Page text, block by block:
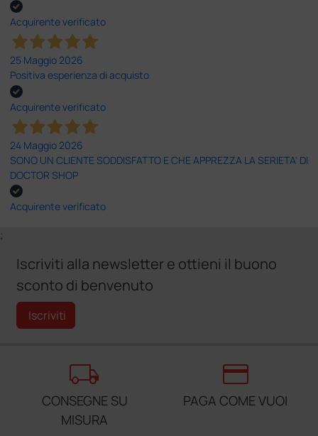
Acquirente verificato
25 Maggio 2026
Positiva esperienza di acquisto
Acquirente verificato
24 Maggio 2026
SONO UN CLIENTE SODDISFATTO E CHE APPREZZA LA SERIETA' DI
DOCTOR SHOP
Acquirente verificato
;
Iscriviti alla newsletter e ottieni il buono
sconto di benvenuto
Iscriviti
local_shipping
CONSEGNE SU
MISURA
credit_card
PAGA COME VUOI